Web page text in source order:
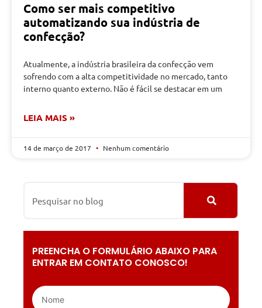
Como ser mais competitivo
automatizando sua indústria de
confecção?
Atualmente, a indústria brasileira da confecção vem
sofrendo com a alta competitividade no mercado, tanto
interno quanto externo. Não é fácil se destacar em um
LEIA MAIS »
14 de março de 2017 Nenhum comentário
PREENCHA O FORMULÁRIO ABAIXO PARA
ENTRAR EM CONTATO CONOSCO!